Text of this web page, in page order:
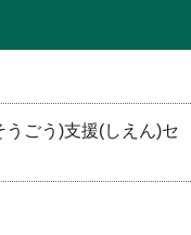
ごう)支援(しえん)セ